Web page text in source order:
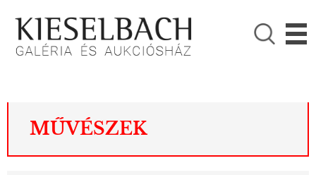

KÉRJÜK VÁLASSZON!
Festmények
MŰVÉSZEK